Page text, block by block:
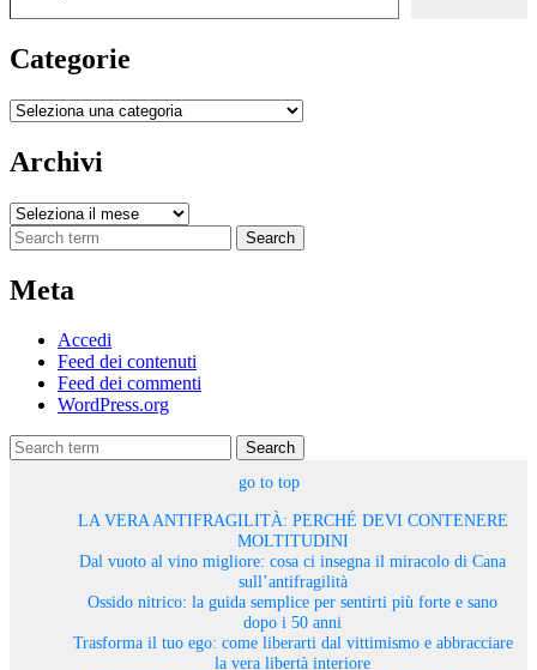
Categorie
Categorie
Archivi
Archivi
Search
Meta
Accedi
Feed dei contenuti
Feed dei commenti
WordPress.org
Search
go to top
LA VERA ANTIFRAGILITÀ: PERCHÉ DEVI CONTENERE
MOLTITUDINI
Dal vuoto al vino migliore: cosa ci insegna il miracolo di Cana
sull’antifragilità
Ossido nitrico: la guida semplice per sentirti più forte e sano
dopo i 50 anni
Trasforma il tuo ego: come liberarti dal vittimismo e abbracciare
la vera libertà interiore